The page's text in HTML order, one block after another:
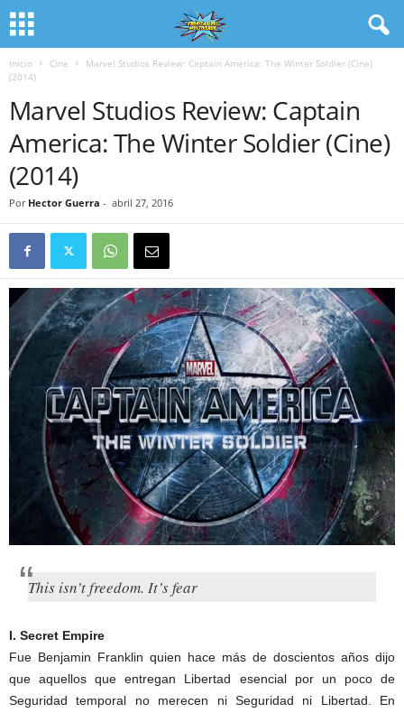
Inicio Cine
Marvel Studios Review: Captain America: The Winter Soldier (Cine)
(2014)
Marvel Studios Review: Captain
America: The Winter Soldier (Cine)
(2014)
Por Hector Guerra - abril 27, 2016
This isn’t freedom. It’s fear
I. Secret Empire
Fue Benjamin Franklin quien hace más de doscientos años dijo
que aquellos que entregan Libertad esencial por un poco de
Seguridad temporal no merecen ni Seguridad ni Libertad. En